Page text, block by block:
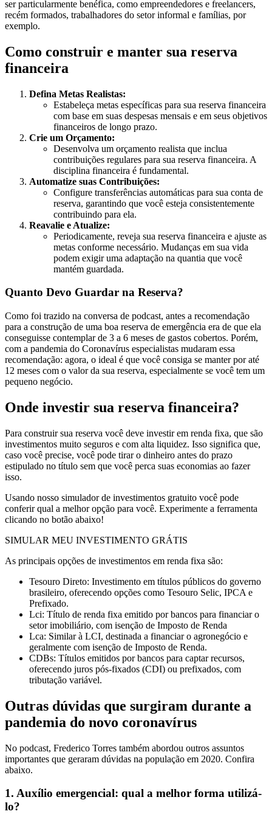
ser particularmente benéfica, como empreendedores e freelancers,
recém formados, trabalhadores do setor informal e famílias, por
exemplo.
Como construir e manter sua reserva
financeira
Defina Metas Realistas:
Estabeleça metas específicas para sua reserva financeira
com base em suas despesas mensais e em seus objetivos
financeiros de longo prazo.
Crie um Orçamento:
Desenvolva um orçamento realista que inclua
contribuições regulares para sua reserva financeira. A
disciplina financeira é fundamental.
Automatize suas Contribuições:
Configure transferências automáticas para sua conta de
reserva, garantindo que você esteja consistentemente
contribuindo para ela.
Reavalie e Atualize:
Periodicamente, reveja sua reserva financeira e ajuste as
metas conforme necessário. Mudanças em sua vida
podem exigir uma adaptação na quantia que você
mantém guardada.
Quanto Devo Guardar na Reserva?
Como foi trazido na conversa de podcast, antes a recomendação
para a construção de uma boa reserva de emergência era de que ela
conseguisse contemplar de 3 a 6 meses de gastos cobertos. Porém,
com a pandemia do Coronavírus especialistas mudaram essa
recomendação: agora, o ideal é que você consiga se manter por até
12 meses com o valor da sua reserva, especialmente se você tem um
pequeno negócio.
Onde investir sua reserva financeira?
Para construir sua reserva você deve investir em renda fixa, que são
investimentos muito seguros e com alta liquidez. Isso significa que,
caso você precise, você pode tirar o dinheiro antes do prazo
estipulado no título sem que você perca suas economias ao fazer
isso.
Usando nosso simulador de investimentos gratuito você pode
conferir qual a melhor opção para você. Experimente a ferramenta
clicando no botão abaixo!
SIMULAR MEU INVESTIMENTO GRÁTIS
As principais opções de investimentos em renda fixa são:
Tesouro Direto: Investimento em títulos públicos do governo
brasileiro, oferecendo opções como Tesouro Selic, IPCA e
Prefixado.
Lci: Título de renda fixa emitido por bancos para financiar o
setor imobiliário, com isenção de Imposto de Renda
Lca: Similar à LCI, destinada a financiar o agronegócio e
geralmente com isenção de Imposto de Renda.
CDBs: Títulos emitidos por bancos para captar recursos,
oferecendo juros pós-fixados (CDI) ou prefixados, com
tributação variável.
Outras dúvidas que surgiram durante a
pandemia do novo coronavírus
No podcast, Frederico Torres também abordou outros assuntos
importantes que geraram dúvidas na população em 2020. Confira
abaixo.
1. Auxílio emergencial: qual a melhor forma utilizá-
lo?